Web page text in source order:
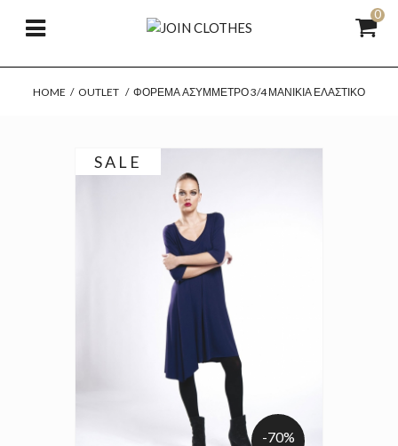
0
HOME / OUTLET / ΦΌΡΕΜΑ ΑΣΎΜΜΕΤΡΟ 3/4 ΜΑΝΊΚΙΑ ΕΛΑΣΤΙΚΌ
SALE
-70%